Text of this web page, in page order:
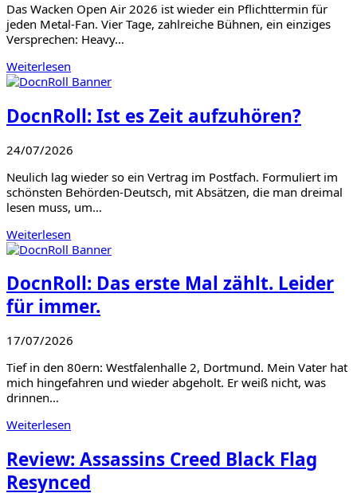
Das Wacken Open Air 2026 ist wieder ein Pflichttermin für
jeden Metal-Fan. Vier Tage, zahlreiche Bühnen, ein einziges
Versprechen: Heavy…
Weiterlesen
DocnRoll: Ist es Zeit aufzuhören?
24/07/2026
Neulich lag wieder so ein Vertrag im Postfach. Formuliert im
schönsten Behörden-Deutsch, mit Absätzen, die man dreimal
lesen muss, um…
Weiterlesen
DocnRoll: Das erste Mal zählt. Leider
für immer.
17/07/2026
Tief in den 80ern: Westfalenhalle 2, Dortmund. Mein Vater hat
mich hingefahren und wieder abgeholt. Er weiß nicht, was
drinnen…
Weiterlesen
Review: Assassins Creed Black Flag
Resynced